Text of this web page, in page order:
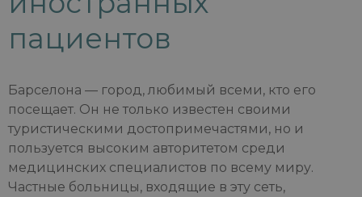
пациентов
Барселона — город, любимый всеми, кто его
посещает. Он не только известен своими
туристическими достопримечастями, но и
пользуется высоким авторитетом среди
медицинских специалистов по всему миру.
Частные больницы, входящие в эту сеть,